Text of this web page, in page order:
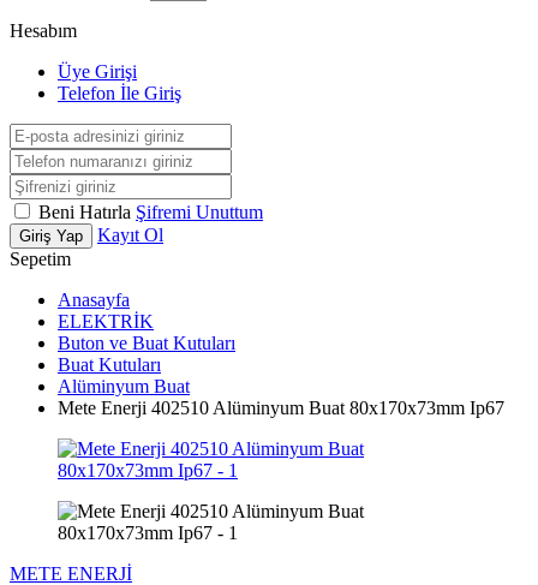
Hesabım
Üye Girişi
Telefon İle Giriş
Beni Hatırla Şifremi Unuttum
Giriş Yap
Kayıt Ol
Sepetim
Anasayfa
ELEKTRİK
Buton ve Buat Kutuları
Buat Kutuları
Alüminyum Buat
Mete Enerji 402510 Alüminyum Buat 80x170x73mm Ip67
METE ENERJİ